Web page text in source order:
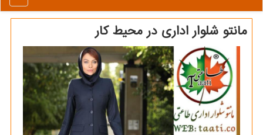
مانتو شلوار اداری در محیط كار